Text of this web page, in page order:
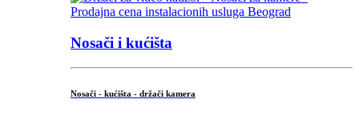
Nosači i kućišta
Nosači - kućišta - držači kamera